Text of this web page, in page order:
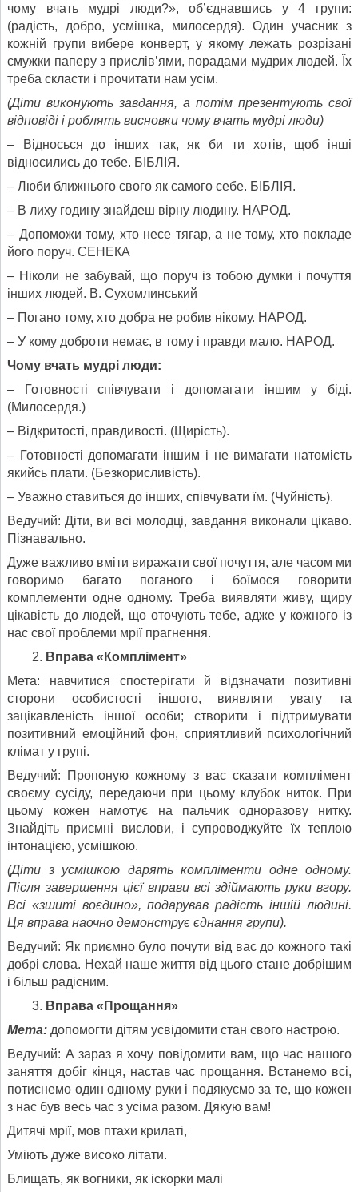
чому вчать мудрі люди?», об’єднавшись у 4 групи:
(радість, добро, усмішка, милосердя). Один учасник з
кожній групи вибере конверт, у якому лежать розрізані
смужки паперу з прислів’ями, порадами мудрих людей. Їх
треба скласти і прочитати нам усім.
(Діти виконують завдання, а потім презентують свої
відповіді і роблять висновки чому вчать мудрі люди)
– Відносься до інших так, як би ти хотів, щоб інші
відносились до тебе. БІБЛІЯ.
– Люби ближнього свого як самого себе. БІБЛІЯ.
– В лиху годину знайдеш вірну людину. НАРОД.
– Допоможи тому, хто несе тягар, а не тому, хто покладе
його поруч. СЕНЕКА
– Ніколи не забувай, що поруч із тобою думки і почуття
інших людей. В. Сухомлинський
– Погано тому, хто добра не робив нікому. НАРОД.
– У кому доброти немає, в тому і правди мало. НАРОД.
Чому вчать мудрі люди:
– Готовності співчувати і допомагати іншим у біді.
(Милосердя.)
– Відкритості, правдивості. (Щирість).
– Готовності допомагати іншим і не вимагати натомість
якийсь плати. (Безкорисливість).
– Уважно ставиться до інших, співчувати їм. (Чуйність).
Ведучий: Діти, ви всі молодці, завдання виконали цікаво.
Пізнавально.
Дуже важливо вміти виражати свої почуття, але часом ми
говоримо багато поганого і боїмося говорити
комплементи одне одному. Треба виявляти живу, щиру
цікавість до людей, що оточують тебе, адже у кожного із
нас свої проблеми мрії прагнення.
Вправа «Комплімент»
Мета: навчитися спостерігати й відзначати позитивні
сторони особистості іншого, виявляти увагу та
зацікавленість іншої особи; створити і підтримувати
позитивний емоційний фон, сприятливий психологічний
клімат у групі.
Ведучий: Пропоную кожному з вас сказати комплімент
своєму сусіду, передаючи при цьому клубок ниток. При
цьому кожен намотує на пальчик одноразову нитку.
Знайдіть приємні вислови, і супроводжуйте їх теплою
інтонацією, усмішкою.
(Діти з усмішкою дарять компліменти одне одному.
Після завершення цієї вправи всі здіймають руки вгору.
Всі «зшиті воєдино», подарував радість іншій людині.
Ця вправа наочно демонструє єднання групи).
Ведучий: Як приємно було почути від вас до кожного такі
добрі слова. Нехай наше життя від цього стане добрішим
і більш радісним.
Вправа «Прощання»
Мета: допомогти дітям усвідомити стан свого настрою.
Ведучий: А зараз я хочу повідомити вам, що час нашого
заняття добіг кінця, настав час прощання. Встанемо всі,
потиснемо один одному руки і подякуємо за те, що кожен
з нас був весь час з усіма разом. Дякую вам!
Дитячі мрії, мов птахи крилаті,
Уміють дуже високо літати.
Блищать, як вогники, як іскорки малі